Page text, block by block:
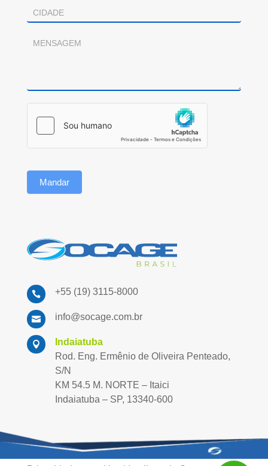
Mandar
 +55 (19) 3115-8000
 info@socage.com.br

Indaiatuba
Rod. Eng. Ermênio de Oliveira Penteado,
S/N
KM 54.5 M. NORTE – Itaici
Indaiatuba – SP, 13340-600